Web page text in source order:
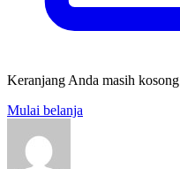
Keranjang Anda masih kosong
Mulai belanja